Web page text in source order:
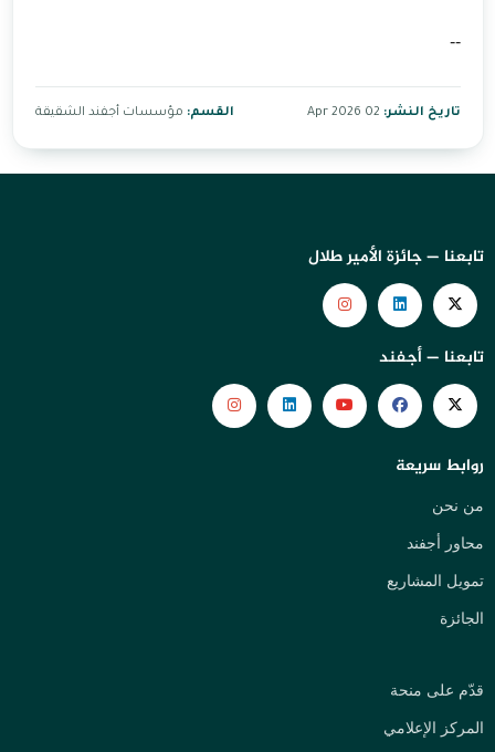
--
تاريخ النشر: القسم: مؤسسات أجفند الشقيقة
تابعنا — جائزة الأمير طلال
تابعنا — أجفند
روابط سريعة
من نحن
محاور أجفند
تمويل المشاريع
الجائزة
قدّم على منحة
المركز الإعلامي